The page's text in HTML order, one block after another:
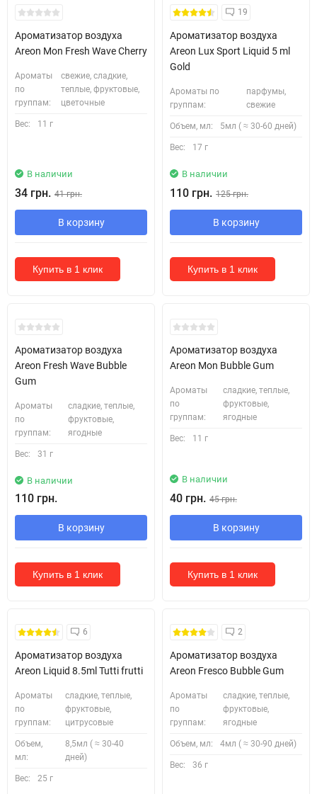
Ароматизатор воздуха
Areon Mon Fresh Wave Cherry
Ароматы
по
группам:
свежие, сладкие,
теплые, фруктовые,
цветочные
Вес: 11 г
В наличии
34 грн. 41 грн.
В корзину
Купить в 1 клик
19
Ароматизатор воздуха
Areon Lux Sport Liquid 5 ml
Gold
Ароматы по
группам:
парфумы,
свежие
Объем, мл: 5мл ( ≈ 30-60 дней)
Вес: 17 г
В наличии
110 грн. 125 грн.
В корзину
Купить в 1 клик
Ароматизатор воздуха
Areon Fresh Wave Bubble
Gum
Ароматы
по
группам:
сладкие, теплые,
фруктовые,
ягодные
Вес: 31 г
В наличии
110 грн.
В корзину
Купить в 1 клик
Ароматизатор воздуха
Areon Mon Bubble Gum
Ароматы
по
группам:
сладкие, теплые,
фруктовые,
ягодные
Вес: 11 г
В наличии
40 грн. 45 грн.
В корзину
Купить в 1 клик
6
Ароматизатор воздуха
Areon Liquid 8.5ml Tutti frutti
Ароматы
по
группам:
сладкие, теплые,
фруктовые,
цитрусовые
Объем,
мл:
8,5мл ( ≈ 30-40
дней)
Вес: 25 г
2
Ароматизатор воздуха
Areon Fresco Bubble Gum
Ароматы
по
группам:
сладкие, теплые,
фруктовые,
ягодные
Объем, мл: 4мл ( ≈ 30-90 дней)
Вес: 36 г